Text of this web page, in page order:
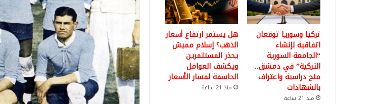
تركيا وسوريا توقعان
اتفاقية لإنشاء
“الجامعة السورية
التركية” في دمشق..
منح دراسية واعتراف
بالشهادات
منذ 21 ساعة
هل يستمر ارتفاع أسعار
الذهب؟ إسلام مميش
يحذر المستثمرين
ويكشف العوامل
الحاسمة لمسار الأسعار
منذ 21 ساعة